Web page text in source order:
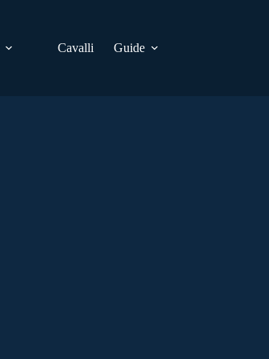
Cavalli Guide